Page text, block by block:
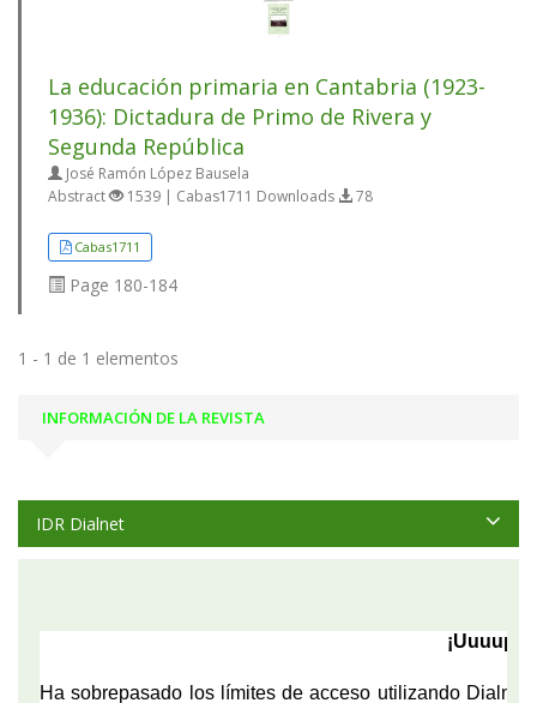
La educación primaria en Cantabria (1923-
1936): Dictadura de Primo de Rivera y
Segunda República
José Ramón López Bausela
Abstract
1539 | Cabas1711 Downloads 78
Cabas1711
Page 180-184
1 - 1 de 1 elementos
INFORMACIÓN DE LA REVISTA
IDR Dialnet